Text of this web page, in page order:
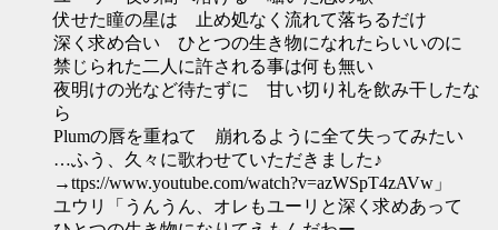
伏せた瞳の星は 止め処なく流れて落ちるだけ
深く求め合い ひとつの生き物になれたらいいのに
禁じられた二人に許される事は何も無い
夜明けの光など待たずに 甘い切り礼を飲み干したな
ら
Plumの唇を重ねて 崩れるように全て失ってみたい
…ふう、久々に歌わせていただきました♪
→ttps://www.youtube.com/watch?v=azWSpT4zAVw」
ユウリ「うんうん、オレもユーリと深く求めあって